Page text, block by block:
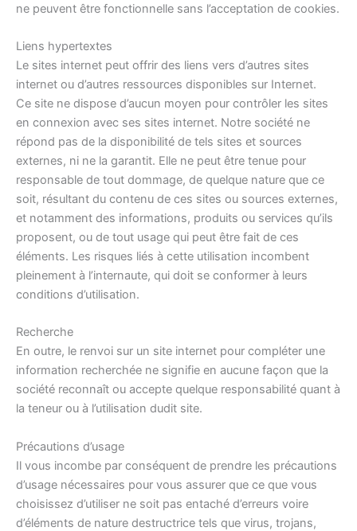
ne peuvent être fonctionnelle sans l’acceptation de cookies.
Liens hypertextes
Le sites internet peut offrir des liens vers d’autres sites
internet ou d’autres ressources disponibles sur Internet.
Ce site ne dispose d’aucun moyen pour contrôler les sites
en connexion avec ses sites internet. Notre société ne
répond pas de la disponibilité de tels sites et sources
externes, ni ne la garantit. Elle ne peut être tenue pour
responsable de tout dommage, de quelque nature que ce
soit, résultant du contenu de ces sites ou sources externes,
et notamment des informations, produits ou services qu’ils
proposent, ou de tout usage qui peut être fait de ces
éléments. Les risques liés à cette utilisation incombent
pleinement à l’internaute, qui doit se conformer à leurs
conditions d’utilisation.
Recherche
En outre, le renvoi sur un site internet pour compléter une
information recherchée ne signifie en aucune façon que la
société reconnaît ou accepte quelque responsabilité quant à
la teneur ou à l’utilisation dudit site.
Précautions d’usage
Il vous incombe par conséquent de prendre les précautions
d’usage nécessaires pour vous assurer que ce que vous
choisissez d’utiliser ne soit pas entaché d’erreurs voire
d’éléments de nature destructrice tels que virus, trojans,